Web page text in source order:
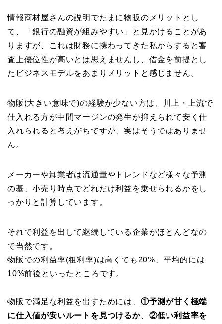
情報商材屋さんの説明でたまに物販のメリットとし
て、「銀行の融資が組みやすい」と見かけることがあ
りますが、これは財務に携わってきた私からすると審
査上優位性が高いとは思えませんし、借金を前提とし
たビジネスモデルをあまりメリットと感じません。
物販(大きい意味で)の経験が少ない方は、川上・上流で
仕入れる方が中間マージンの発生が抑えられて安く仕
入れられると考えがちですが、実はそうではありませ
ん。
メーカーや卸業者は流通量やトレンドなど様々な予測
の基、小売り時点でどれだけ利益を乗せられるかをし
っかりと計算しています。
それで利益を出して継続している企業がほとんどなの
で当然です。
物販での利益率(粗利率)は高くても20%、平均的には
10%前後といったところです。
物販で満足な利益を出すためには、 ①予測が甘く極端
に仕入値が安いルートを見つけるか、 ②低い利益率を